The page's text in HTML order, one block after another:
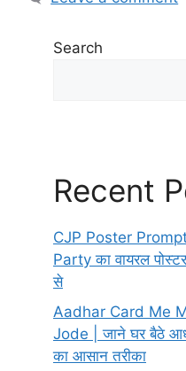
Search
Recent
CJP Poster
Party का वायरल
से
Aadhar Card Me
Jode | जाने घर बैठे
का आसान तरीका